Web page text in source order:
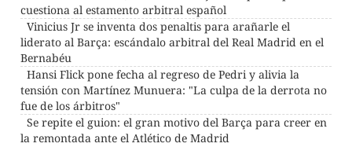
cuestiona al estamento arbitral español
Vinicius Jr se inventa dos penaltis para arañarle el
liderato al Barça: escándalo arbitral del Real Madrid en el
Bernabéu
Hansi Flick pone fecha al regreso de Pedri y alivia la
tensión con Martínez Munuera: "La culpa de la derrota no
fue de los árbitros"
Se repite el guion: el gran motivo del Barça para creer en
la remontada ante el Atlético de Madrid